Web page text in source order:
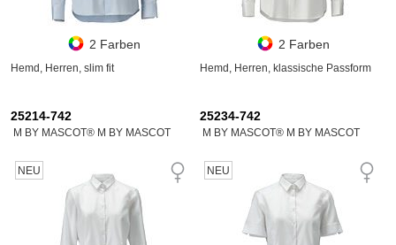
2 Farben
Hemd, Herren, slim fit
2 Farben
Hemd, Herren, klassische Passform
25214-742
M BY MASCOT® M BY MASCOT
NEU
25234-742
M BY MASCOT® M BY MASCOT
NEU